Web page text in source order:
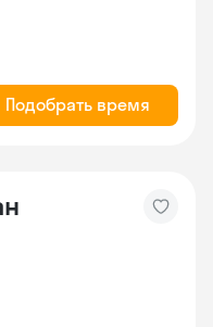
Подобрать время